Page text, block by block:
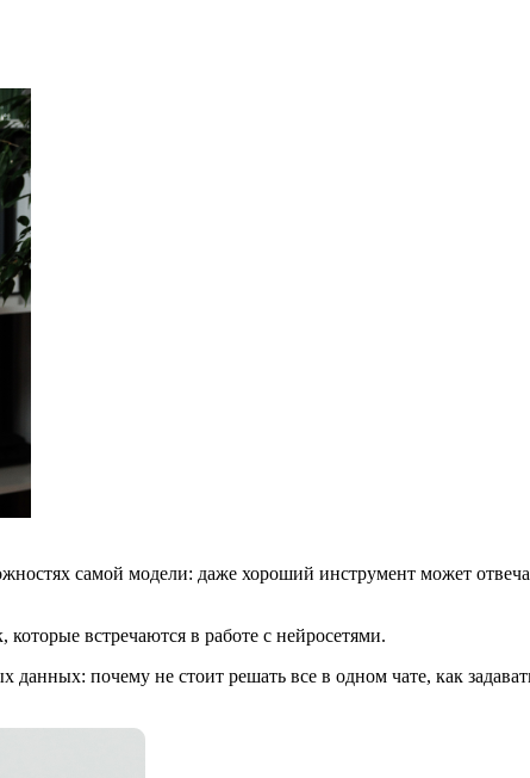
самой модели: даже хороший инструмент может
встречаются в работе с нейросетями.
почему не стоит решать все в одном чате, как